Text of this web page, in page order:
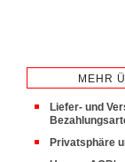
MEHR
Liefer- und
Privatsphäre